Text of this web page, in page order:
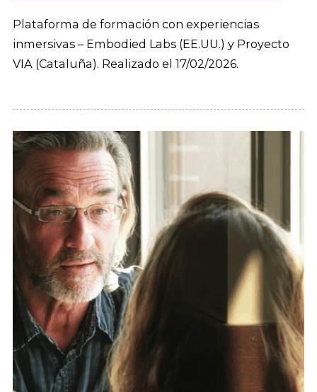
Plataforma de formación con experiencias
inmersivas – Embodied Labs (EE.UU.) y Proyecto
VIA (Cataluña). Realizado el 17/02/2026.